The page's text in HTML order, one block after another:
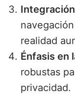
realidad
Énfasis en
robustas
privacidad.